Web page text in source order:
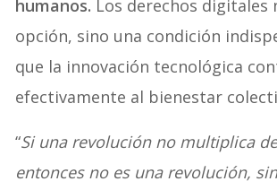
humanos. Los derechos digitales
opción, sino una condición
que la innovación tecnológica
efectivamente al bienestar
“Si una revolución no multiplica
entonces no es una revolución,